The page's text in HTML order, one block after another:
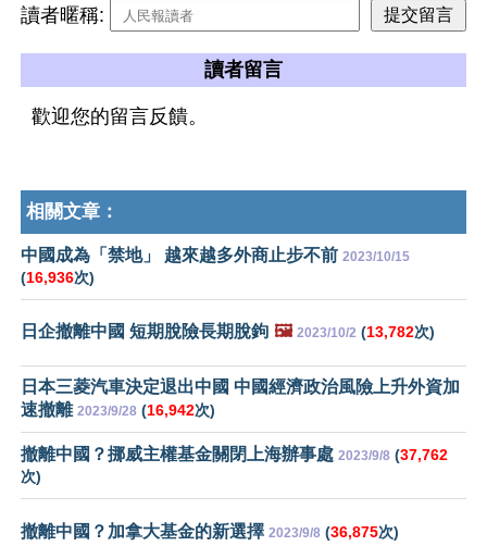
讀者暱稱:
讀者留言
歡迎您的留言反饋。
相關文章：
中國成為「禁地」 越來越多外商止步不前 2023/10/15
(16,936次)
日企撤離中國 短期脫險長期脫鉤 🖼️ 2023/10/2 (13,782次)
日本三菱汽車決定退出中國 中國經濟政治風險上升外資加
速撤離 2023/9/28 (16,942次)
撤離中國？挪威主權基金關閉上海辦事處 2023/9/8 (37,762
次)
撤離中國？加拿大基金的新選擇 2023/9/8 (36,875次)